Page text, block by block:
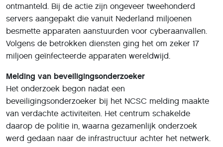
ontmanteld. Bij de actie zijn ongeveer tweehonderd
servers aangepakt die vanuit Nederland miljoenen
besmette apparaten aanstuurden voor cyberaanvallen.
Volgens de betrokken diensten ging het om zeker 17
miljoen geïnfecteerde apparaten wereldwijd.
Melding van beveiligingsonderzoeker
Het onderzoek begon nadat een
beveiligingsonderzoeker bij het NCSC melding maakte
van verdachte activiteiten. Het centrum schakelde
daarop de politie in, waarna gezamenlijk onderzoek
werd gedaan naar de infrastructuur achter het netwerk.